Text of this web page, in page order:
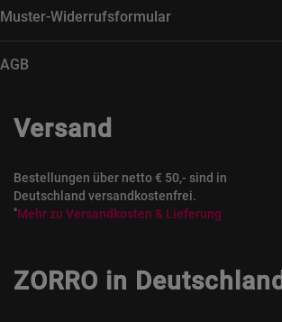
Muster-Widerrufsformular
AGB
Versand
Bestellungen über netto € 50,- sind in
Deutschland versandkostenfrei.
*Mehr zu Versandkosten & Lieferung
ZORRO in Deutschland